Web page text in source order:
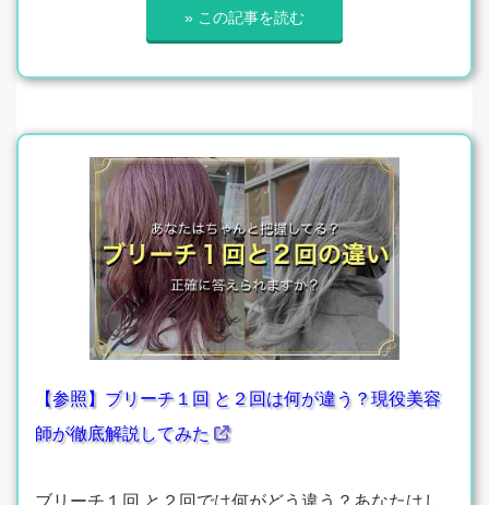
» この記事を読む
【参照】ブリーチ１回 と２回は何が違う？現役美容
師が徹底解説してみた
ブリーチ１回 と２回では何がどう違う？あなたはし